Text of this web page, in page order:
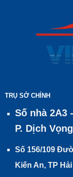
TRỤ SỞ CHÍNH
Số nhà 2A3
P. Dịch
Số 156/109
Kiến An, TP